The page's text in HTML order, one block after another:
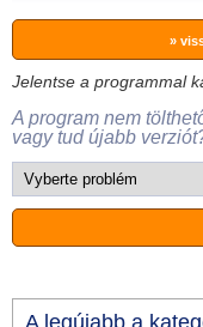
»
Jelentse a programmal
A program nem
vagy tud újabb
A legújabb a